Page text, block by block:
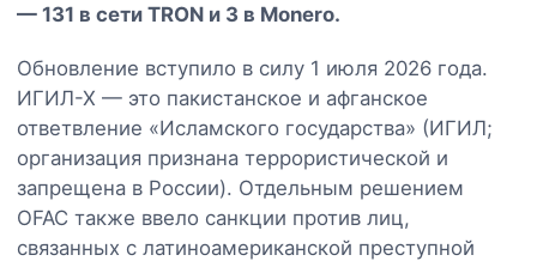
— 131 в сети TRON и 3 в Monero.
Обновление вступило в силу 1 июля 2026 года.
ИГИЛ-Х — это пакистанское и афганское
ответвление «Исламского государства» (ИГИЛ;
организация признана террористической и
запрещена в России). Отдельным решением
OFAC также ввело санкции против лиц,
связанных с латиноамериканской преступной